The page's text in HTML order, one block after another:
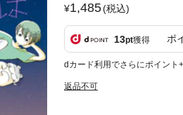
1,485(税込)
13pt獲得 ポ
dカード利用でさらにポイント
返品不可